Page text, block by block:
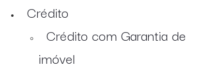
Crédito
Crédito com Garantia de
imóvel